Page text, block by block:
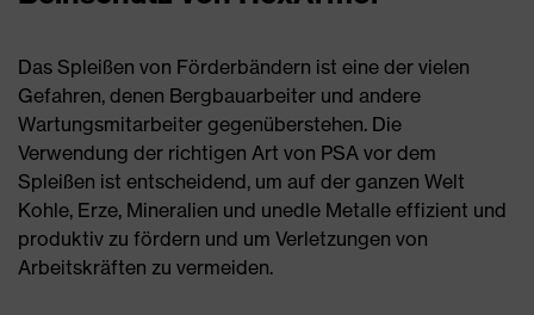
Das Spleißen von Förderbändern ist eine der vielen
Gefahren, denen Bergbauarbeiter und andere
Wartungsmitarbeiter gegenüberstehen. Die
Verwendung der richtigen Art von PSA vor dem
Spleißen ist entscheidend, um auf der ganzen Welt
Kohle, Erze, Mineralien und unedle Metalle effizient und
produktiv zu fördern und um Verletzungen von
Arbeitskräften zu vermeiden.